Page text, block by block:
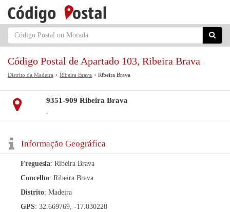
Código Postal de Apartado 103, Ribeira Brava
Distrito da Madeira > Ribeira Brava > Ribeira Brava
9351-909 Ribeira Brava
,
Informação Geográfica
Freguesia: Ribeira Brava
Concelho: Ribeira Brava
Distrito: Madeira
GPS: 32.669769, -17.030228